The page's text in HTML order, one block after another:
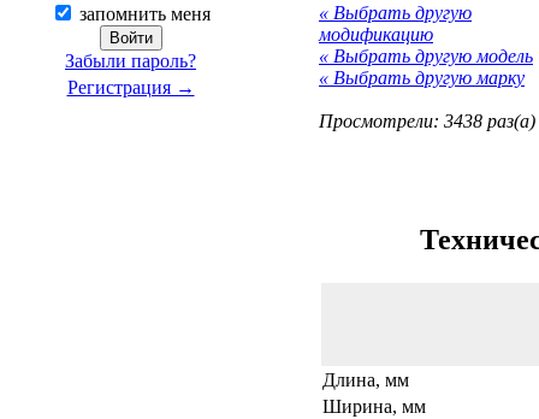
запомнить меня
Забыли пароль?
Регистрация →
« Выбрать другую
модификацию
« Выбрать другую модель
« Выбрать другую марку
Просмотрели: 3438 раз(а)
Длина, мм
Ширина, мм